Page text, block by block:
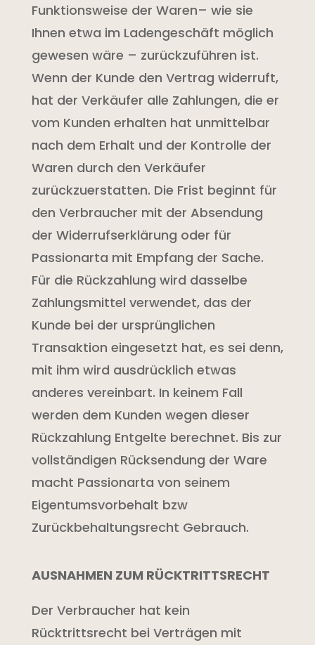
Funktionsweise der Waren– wie sie
Ihnen etwa im Ladengeschäft möglich
gewesen wäre – zurückzuführen ist.
Wenn der Kunde den Vertrag widerruft,
hat der Verkäufer alle Zahlungen, die er
vom Kunden erhalten hat unmittelbar
nach dem Erhalt und der Kontrolle der
Waren durch den Verkäufer
zurückzuerstatten. Die Frist beginnt für
den Verbraucher mit der Absendung
der Widerrufserklärung oder für
Passionarta mit Empfang der Sache.
Für die Rückzahlung wird dasselbe
Zahlungsmittel verwendet, das der
Kunde bei der ursprünglichen
Transaktion eingesetzt hat, es sei denn,
mit ihm wird ausdrücklich etwas
anderes vereinbart. In keinem Fall
werden dem Kunden wegen dieser
Rückzahlung Entgelte berechnet. Bis zur
vollständigen Rücksendung der Ware
macht Passionarta von seinem
Eigentumsvorbehalt bzw
Zurückbehaltungsrecht Gebrauch.
AUSNAHMEN ZUM RÜCKTRITTSRECHT
Der Verbraucher hat kein
Rücktrittsrecht bei Verträgen mit